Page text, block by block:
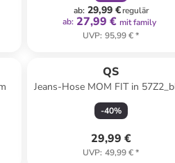
ab: 29,99 €regulär
ab: 27,99 € mit family
UVP: 95,99 €*
QS
Jeans-Hose MOM FIT in
-40%
29,99 €
UVP: 49,99 €*